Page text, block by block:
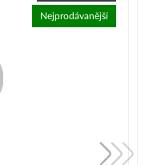
Nejprodávanější